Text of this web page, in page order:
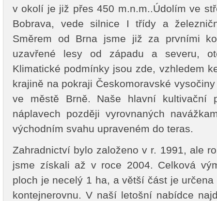
v okolí je již přes 450 m.n.m..Údolím ve
Bobrava, vede silnice I třídy a
Směrem od Brna jsme již za prvními
uzavřené lesy od západu a severu,
Klimatické podmínky jsou zde, vzhledem
krajině na pokraji Českomoravské
ve městě Brně. Naše hlavní kultivační
náplavech později vyrovnaných
východním svahu upraveném do teras.
Zahradnictví bylo založeno v r. 1991, ale
jsme získali až v roce 2004. Celková
ploch je necelý 1 ha, a větší část je
kontejnerovnu. V naší letošní nabídce